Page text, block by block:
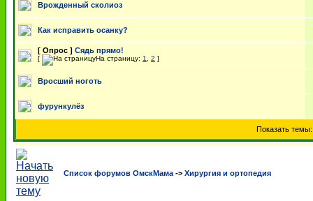
Врожденный сколиоз
Как исправить осанку?
[ Опрос ] Сядь прямо!
[ На страницу: 1 2 ]
Вросший ноготь
фурункулёз
Показать
Список форумов ОмскМама -> Хирургия и ортопедия